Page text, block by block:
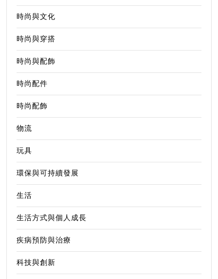
時尚與文化
時尚與穿搭
時尚與配飾
時尚配件
時尚配飾
物流
玩具
環保與可持續發展
生活
生活方式與個人成長
疾病預防與治療
科技與創新